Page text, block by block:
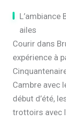
L’ambiance
ailes
Courir dans
expérience à
Cambre avec
début d’été,
trottoirs avec